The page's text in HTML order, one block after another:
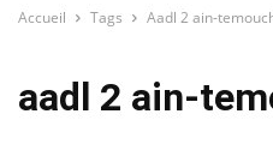
Accueil Tags Aadl 2 ain-
aadl 2 ain-